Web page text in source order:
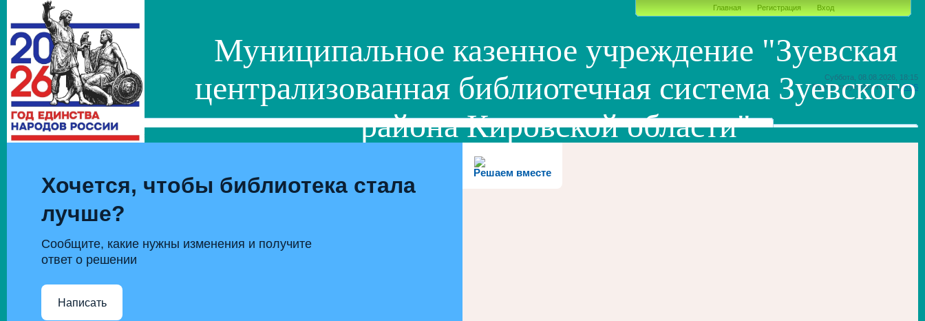
Суббота, 08.08.2026, 18:15
Приветствую Вас Гость|RSS
Муниципальное казенное учреждение "Зуевская
централизованная библиотечная система Зуевского
района Кировской области"
Главная Регистрация Вход
Решаем вместе
Хочется, чтобы библиотека стала
лучше?
Сообщите, какие нужны изменения и получите
ответ о решении
Написать